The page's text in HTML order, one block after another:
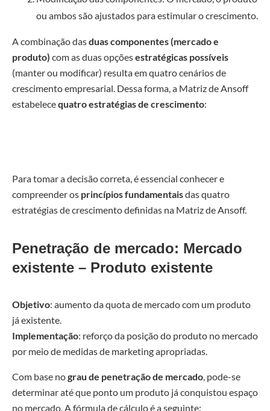
ou ambos são ajustados para estimular o crescimento.
A combinação dasduas componentes (mercado e
produto) com as duas opçõesestratégicas possíveis
(manter ou modificar) resulta em quatro cenários de
crescimento empresarial. Dessa forma, a Matriz de Ansoff
estabelecequatro estratégias de crescimento:
Para tomar a decisão correta, é essencial conhecer e
compreender os princípios fundamentaisdas quatro
estratégias de crescimento definidas na Matriz de Ansoff.
Penetração de mercado: Mercado
existente – Produto existente
Objetivo: aumento da quota de mercado com um produto
já existente.
Implementação: reforço da posição do produto no mercado
por meio de medidas de marketing apropriadas.
Com base nograu de penetração de mercado, pode-se
determinar até que ponto um produto já conquistou espaço
no mercado. A fórmula de cálculo é a seguinte: